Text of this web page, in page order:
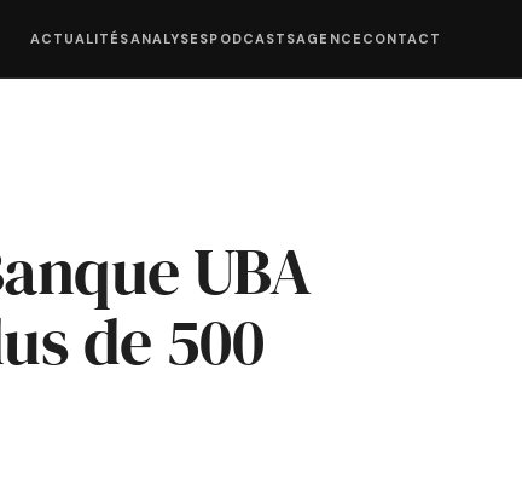
ACTUALITÉSANALYSESPODCASTSAGENCE CONTACT
UBA
de 500